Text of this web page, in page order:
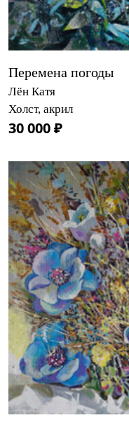
Перемена погоды
Лён Катя
Холст, акрил
30 000 ₽